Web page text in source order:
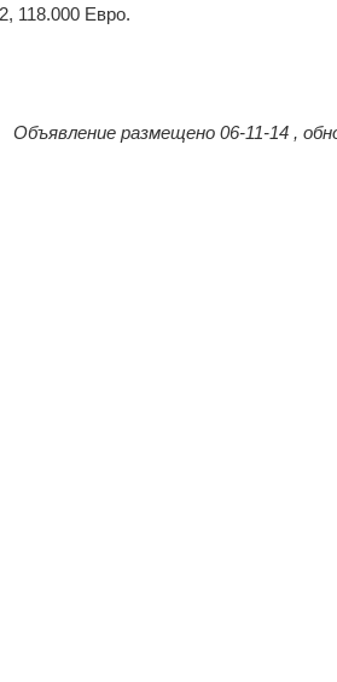
118.000 Евро.
Объявление размещено 06-11-14 ,